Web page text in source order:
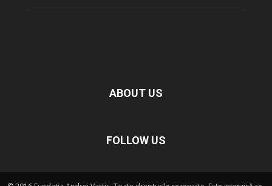
ABOUT US
FOLLOW US